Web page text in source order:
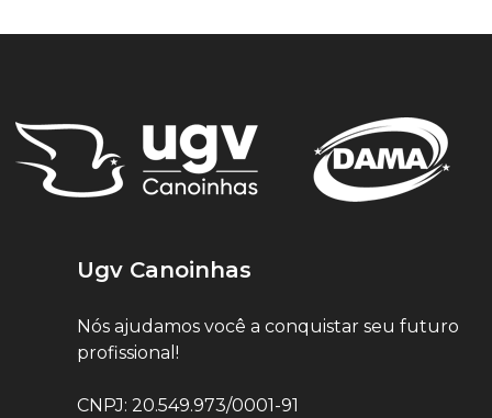
Ugv Canoinhas
Nós ajudamos você a conquistar seu futuro
profissional!
CNPJ: 20.549.973/0001-91